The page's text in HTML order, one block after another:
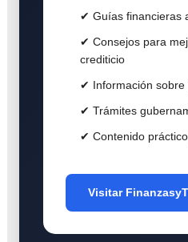
✔ Guías financieras
✔ Consejos para
crediticio
✔ Información sobre
✔ Trámites
✔ Contenido
Visitar